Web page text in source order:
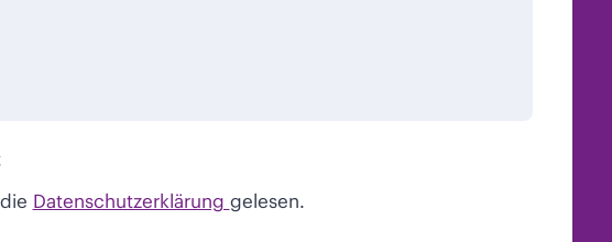
Datenschutzerklärung gelesen.